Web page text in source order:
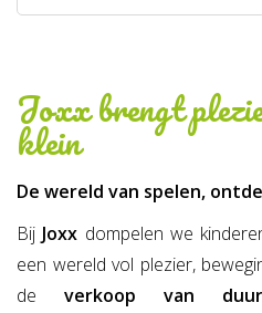
Joxx brengt
klein
De wereld van spelen,
BijJoxx dompelen we
een wereld vol plezier,
de verkoop van